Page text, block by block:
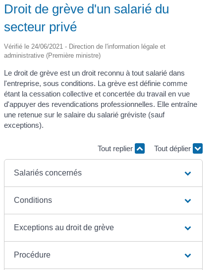
Droit de grève d'un salarié du
secteur privé
Vérifié le 24/06/2021 - Direction de l'information légale et
administrative (Première ministre)
Le droit de grève est un droit reconnu à tout salarié dans
l'entreprise, sous conditions. La grève est définie comme
étant la cessation collective et concertée du travail en vue
d'appuyer des revendications professionnelles. Elle entraîne
une retenue sur le salaire du salarié gréviste (sauf
exceptions).
Tout replier Tout déplier
Salariés concernés
Conditions
Exceptions au droit de grève
Procédure